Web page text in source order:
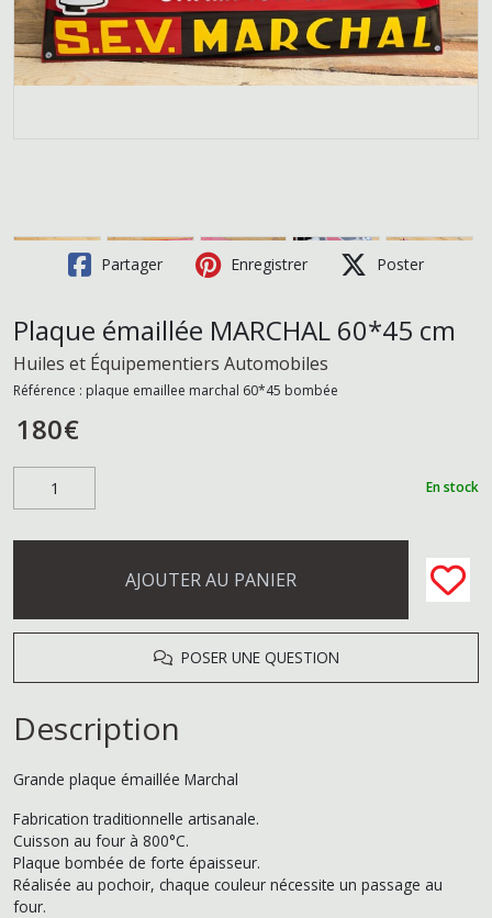
Partager Enregistrer Poster
Plaque émaillée MARCHAL 60*45 cm
Huiles et Équipementiers Automobiles
Référence : plaque emaillee marchal 60*45 bombée
180€
En stock
AJOUTER AU PANIER
POSER UNE QUESTION
Description
Grande plaque émaillée Marchal
Fabrication traditionnelle artisanale.
Cuisson au four à 800°C.
Plaque bombée de forte épaisseur.
Réalisée au pochoir, chaque couleur nécessite un passage au
four.